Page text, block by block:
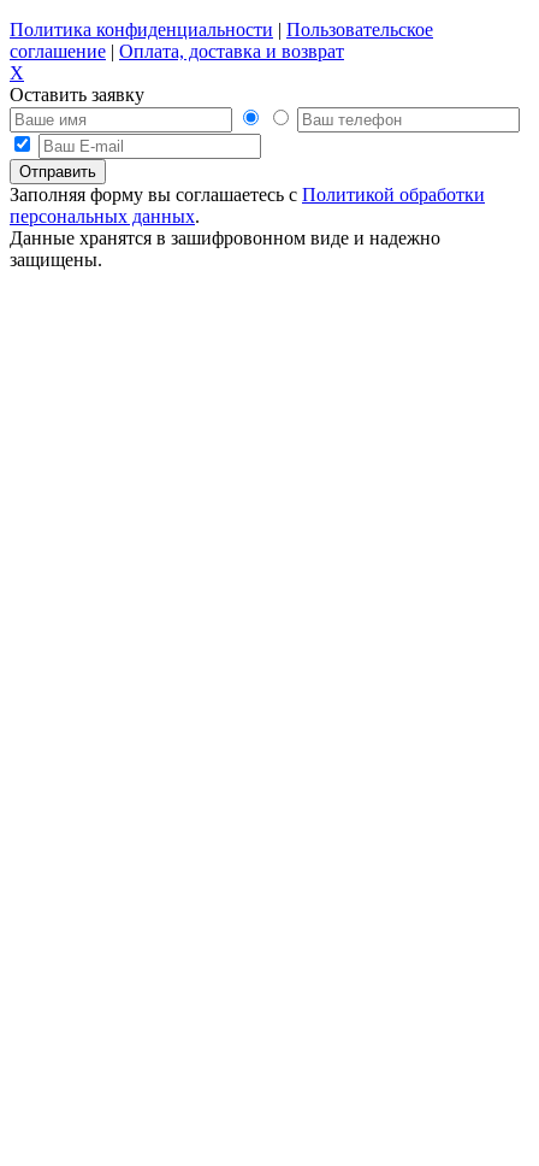
Политика конфиденциальности | Пользовательское
соглашение | Оплата, доставка и возврат
X
Оставить заявку
Заполняя форму вы соглашаетесь с Политикой обработки
персональных данных.
Данные хранятся в зашифровонном виде и надежно
защищены.